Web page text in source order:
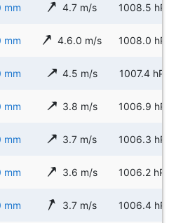
mm 4.7 m/s 1008.5 hPa
mm 4.6.0 m/s 1008.0 hPa
mm 4.5 m/s 1007.4 hPa
mm 3.8 m/s 1006.9 hPa
mm 3.7 m/s 1006.3 hPa
mm 3.6 m/s 1006.2 hPa
mm 3.7 m/s 1006.4 hPa